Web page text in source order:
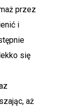
przez
i
się
aż